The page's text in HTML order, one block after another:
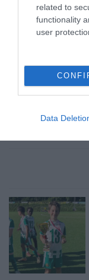
related to
functionality
user
Data